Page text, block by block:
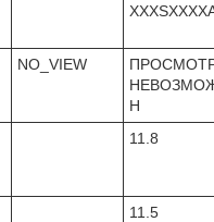
NO_VIEW
Н
11.8
11.5